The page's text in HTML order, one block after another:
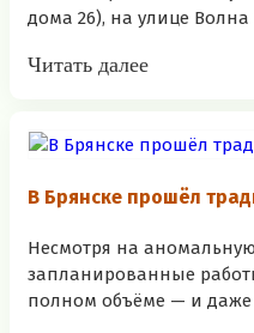
дома 26), на улице
Читать далее
В Брянске прошёл
Несмотря на
запланированные
полном объёме — и даже